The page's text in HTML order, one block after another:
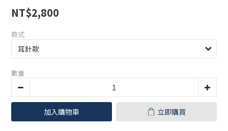
NT$2,800
款式
數量
加入購物車 立即購買